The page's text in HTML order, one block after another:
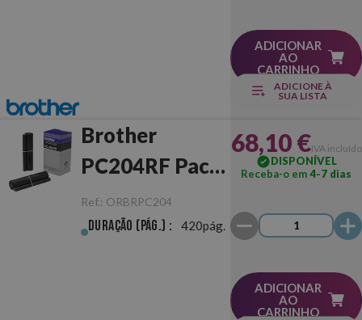
ADICIONAR
AO
CARRINHO
ADICIONE À
SUA LISTA
Brother
PC204RF Pack
Original
Ref.: ORBRPC204
Duração (pág.) : 420pág.
68,10 €IVA incluído
DISPONÍVEL
Receba-o em4-7 dias
ADICIONAR
AO
CARRINHO